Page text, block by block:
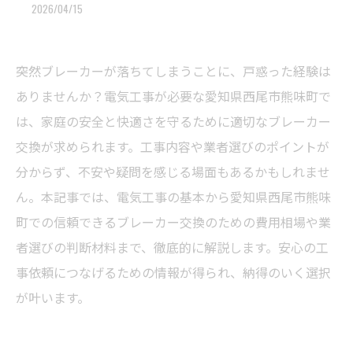
2026/04/15
突然ブレーカーが落ちてしまうことに、戸惑った経験は
ありませんか？電気工事が必要な愛知県西尾市熊味町で
は、家庭の安全と快適さを守るために適切なブレーカー
交換が求められます。工事内容や業者選びのポイントが
分からず、不安や疑問を感じる場面もあるかもしれませ
ん。本記事では、電気工事の基本から愛知県西尾市熊味
町での信頼できるブレーカー交換のための費用相場や業
者選びの判断材料まで、徹底的に解説します。安心の工
事依頼につなげるための情報が得られ、納得のいく選択
が叶います。